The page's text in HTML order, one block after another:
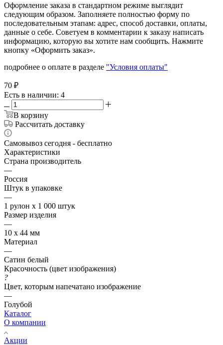
Оформление заказа в стандартном режиме выглядит
следующим образом. Заполняете полностью форму по
последовательным этапам: адрес, способ доставки, оплаты,
данные о себе. Советуем в комментарии к заказу написать
информацию, которую вы хотите нам сообщить. Нажмите
кнопку «Оформить заказ».
подробнее о оплате в разделе "Условия оплаты"
70 ₽
Есть в наличии: 4
В корзину
Рассчитать доставку
Самовывоз сегодня - бесплатно
Характеристики
Страна производитель
—
Россия
Штук в упаковке
—
1 рулон х 1 000 штук
Размер изделия
—
10 х 44 мм
Материал
—
Сатин белый
Красочность (цвет изображения)
?
Цвет, которым напечатано изображение
—
Голубой
Каталог
О компании
Акции